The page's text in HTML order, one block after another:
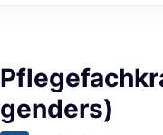
genders)